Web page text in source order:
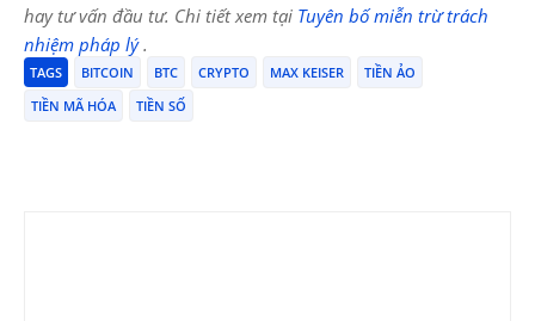
hay tư vấn đầu tư. Chi tiết xem tại Tuyên bố miễn trừ trách
nhiệm pháp lý.
TAGS BITCOIN BTC CRYPTO MAX KEISER
TIỀN ẢO
TIỀN MÃ HÓA
TIỀN SỐ